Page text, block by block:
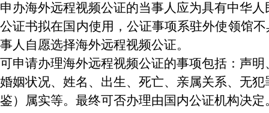
申办海外远程视频公证的当事人应为具有中华
公证书拟在国内使用，公证事项系驻外使领馆
事人自愿选择海外远程视频公证。
可申请办理海外远程视频公证的事项包括：声
婚姻状况、姓名、出生、死亡、亲属关系、无
鉴）属实等。最终可否办理由国内公证机构决定